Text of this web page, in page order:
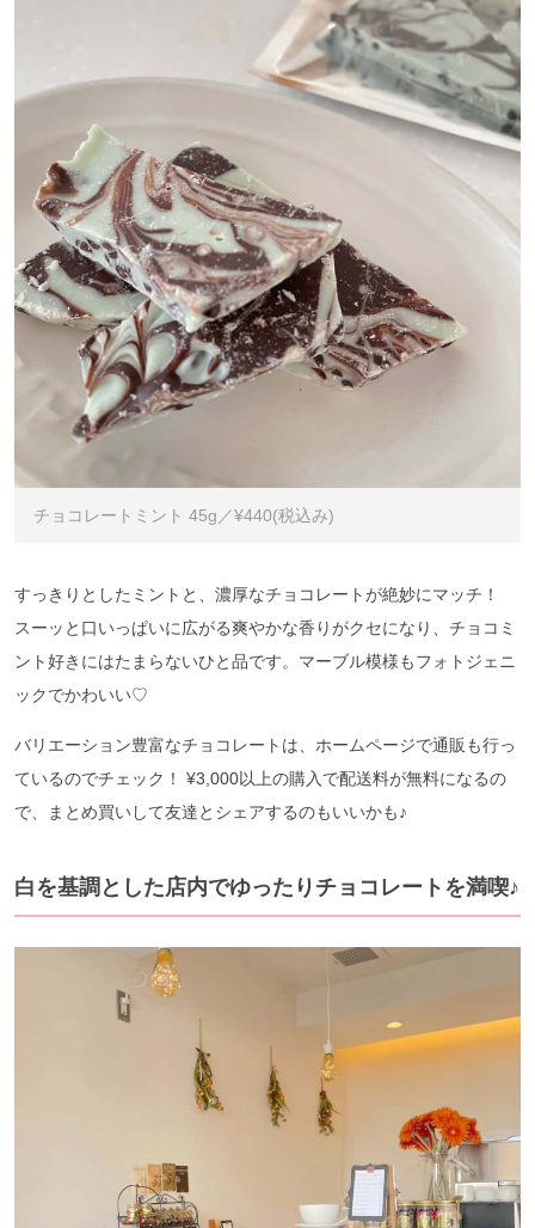
チョコレートミント 45g／¥440(税込み)
すっきりとしたミントと、濃厚なチョコレートが絶妙にマッチ！
スーッと口いっぱいに広がる爽やかな香りがクセになり、チョコミ
ント好きにはたまらないひと品です。マーブル模様もフォトジェニ
ックでかわいい♡
バリエーション豊富なチョコレートは、ホームページで通販も行っ
ているのでチェック！ ¥3,000以上の購入で配送料が無料になるの
で、まとめ買いして友達とシェアするのもいいかも♪
白を基調とした店内でゆったりチョコレートを満喫♪